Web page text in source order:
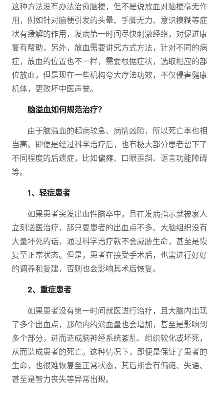
这种方法没有办法治愈脑梗，但不是说放血对脑梗毫无作
用，例如针对脑梗引发的头晕、手脚无力、意识模糊等症
状有缓解的作用，发病第一时间尽快刺激经络，对促进康
复有帮助，另外，放血需要讲究方式方法，针对不同的病
症，放血的位置也不一样，需要根据症状，选取相应的部
位放血，但是现在一些机构夸大疗法功效，不仅侵害健康
机体，更败坏中医声誉。
脑溢血如何规范治疗？
由于脑溢血的起病较急、病情凶险，所以死亡率也相
当高。即便是经过科学治疗后，也有极大部分患者留下了
不同程度的后遗症，比如偏瘫、口眼歪斜、语言功能障碍
等。
1、轻症患者
如果患者突发出血性脑卒中，且在发病指示就被家人
立刻送医治疗，那只要患者的出血点不多、大脑组织没有
大量坏死的话，通过科学治疗就不会威胁生命，甚至是恢
复至正常状态。但是，患者在接受手术后，也需进行好好
的调养和复建，否则也会影响其术后恢复。
2、重症患者
如果患者没有第一时间就医进行治疗，且大脑内出现
了多个出血点，那颅内的淤血量也会增加，甚至是影响到
多个部分，进而造成脑神经系统紊乱、组织软化或坏死，
从而造成患者的死亡。这种情况下，即便是保证了患者的
生命，也很难恢复至正常状态，其后期会有偏瘫、失语、
甚至是智力丧失等异常出现。